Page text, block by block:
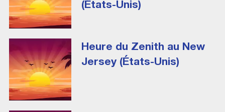
(États-Unis)
Heure du Zenith au New
Jersey (États-Unis)